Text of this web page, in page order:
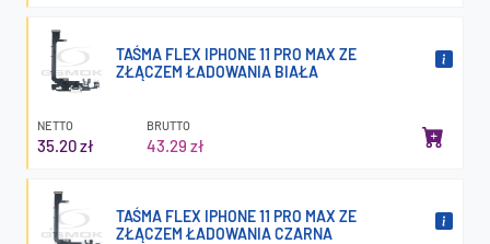
TAŚMA FLEX IPHONE 11 PRO MAX ZE
ZŁĄCZEM ŁADOWANIA BIAŁA
NETTO
35.20 zł
BRUTTO
43.29 zł
TAŚMA FLEX IPHONE 11 PRO MAX ZE
ZŁĄCZEM ŁADOWANIA CZARNA